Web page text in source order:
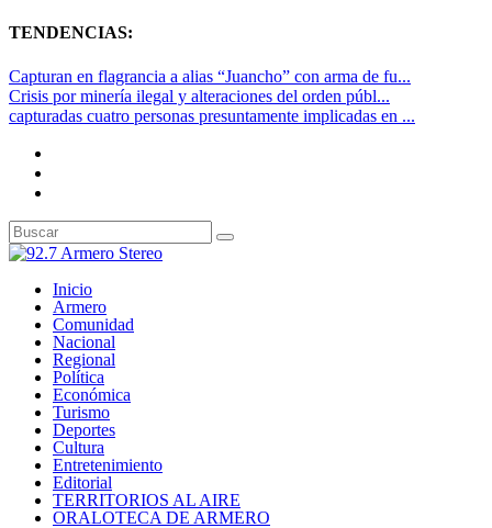
TENDENCIAS:
Capturan en flagrancia a alias “Juancho” con arma de fu...
Crisis por minería ilegal y alteraciones del orden públ...
capturadas cuatro personas presuntamente implicadas en ...
Inicio
Armero
Comunidad
Nacional
Regional
Política
Económica
Turismo
Deportes
Cultura
Entretenimiento
Editorial
TERRITORIOS AL AIRE
ORALOTECA DE ARMERO